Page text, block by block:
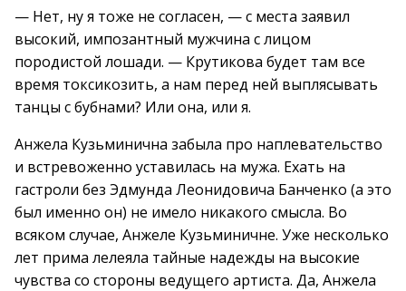
— Нет, ну я тоже не согласен, — с места заявил
высокий, импозантный мужчина с лицом
породистой лошади. — Крутикова будет там все
время токсикозить, а нам перед ней выплясывать
танцы с бубнами? Или она, или я.
Анжела Кузьминична забыла про наплевательство
и встревоженно уставилась на мужа. Ехать на
гастроли без Эдмунда Леонидовича Банченко (а это
был именно он) не имело никакого смысла. Во
всяком случае, Анжеле Кузьминичне. Уже несколько
лет прима лелеяла тайные надежды на высокие
чувства со стороны ведущего артиста. Да, Анжела